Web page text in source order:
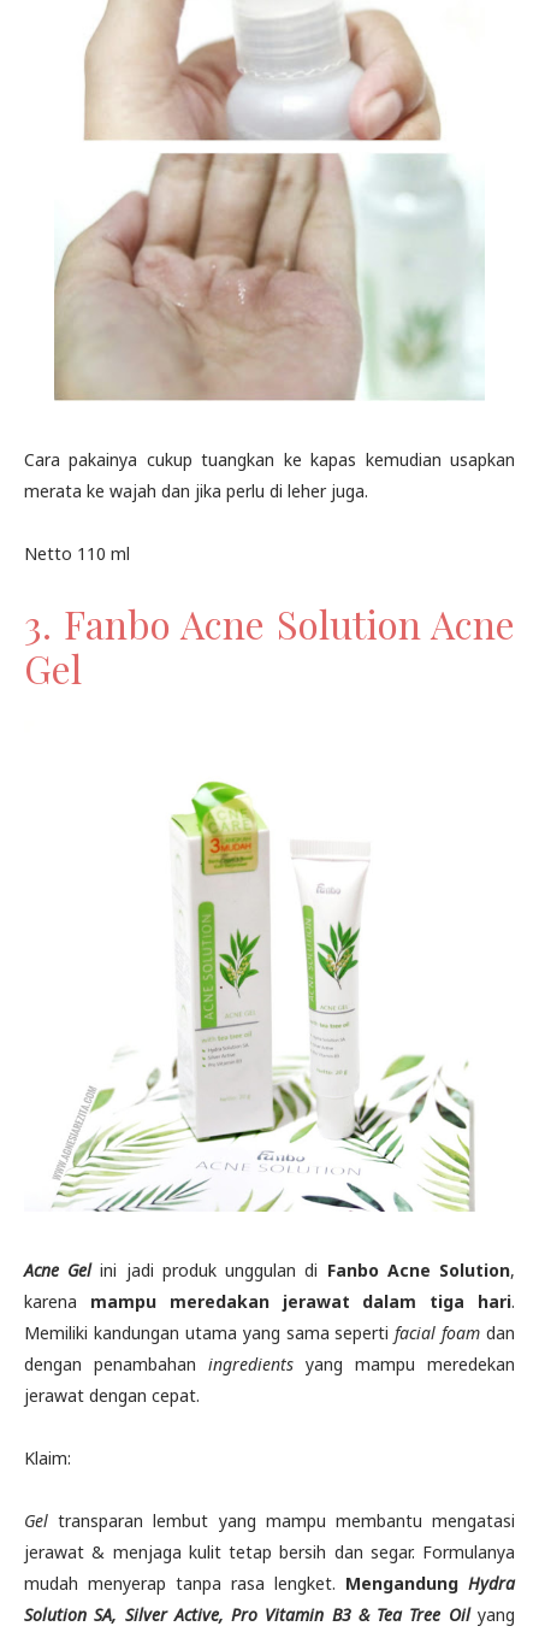
Cara pakainya cukup tuangkan ke kapas kemudian usapkan
merata ke wajah dan jika perlu di leher juga.
Netto 110 ml
3. Fanbo Acne Solution Acne
Gel
Acne Gelini jadi produk unggulan di Fanbo Acne Solution,
karena mampu meredakan jerawat dalam tiga hari.
Memiliki kandungan utama yang sama sepertifacial foam dan
dengan penambahan ingredients yang mampu meredekan
jerawat dengan cepat.
Klaim:
Geltransparan lembut yang mampu membantu mengatasi
jerawat & menjaga kulit tetap bersih dan segar. Formulanya
mudah menyerap tanpa rasa lengket. Mengandung Hydra
Solution SA, Silver Active, Pro Vitamin B3 & Tea Tree Oilyang